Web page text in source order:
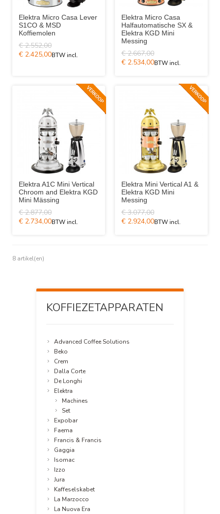
Elektra Micro Casa Lever
S1CO & MSD
Koffiemolen
€ 2.552,00
€ 2.425,00
Elektra Micro Casa
Halfautomatische SX &
Elektra KGD Mini
Messing
€ 2.667,00
€ 2.534,00
Elektra A1C Mini Vertical
Chroom and Elektra KGD
Mini Mässing
€ 2.877,00
€ 2.734,00
Elektra Mini Vertical A1 &
Elektra KGD Mini
Messing
€ 3.077,00
€ 2.924,00
8 artikel(en)
KOFFIEZETAPPARATEN
Advanced Coffee Solutions
Beko
Crem
Dalla Corte
De Longhi
Elektra
Machines
Set
Expobar
Faema
Francis & Francis
Gaggia
Isomac
Izzo
Jura
Kaffeselskabet
La Marzocco
La Nuova Era